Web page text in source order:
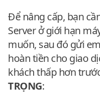
Để nâng cấp, bạn
Server ở giới hạn
muốn, sau đó gửi
hoàn tiền cho giao
khách thấp hơn
TRỌNG: